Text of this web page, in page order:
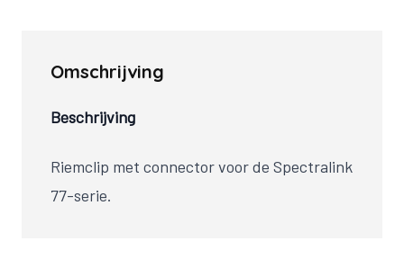
Omschrijving
Beschrijving
Riemclip met connector voor de Spectralink
77-serie.